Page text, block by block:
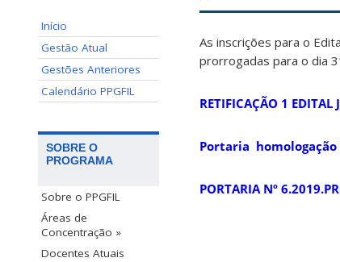
Início
Gestão Atual
Gestões Anteriores
Calendário PPGFIL
SOBRE O
PROGRAMA
Sobre o PPGFIL
Áreas de
Concentração »
Docentes Atuais
As inscrições para o
prorrogadas para o dia
RETIFICAÇÃO 1 EDITAL
Portaria homologação
PORTARIA Nº